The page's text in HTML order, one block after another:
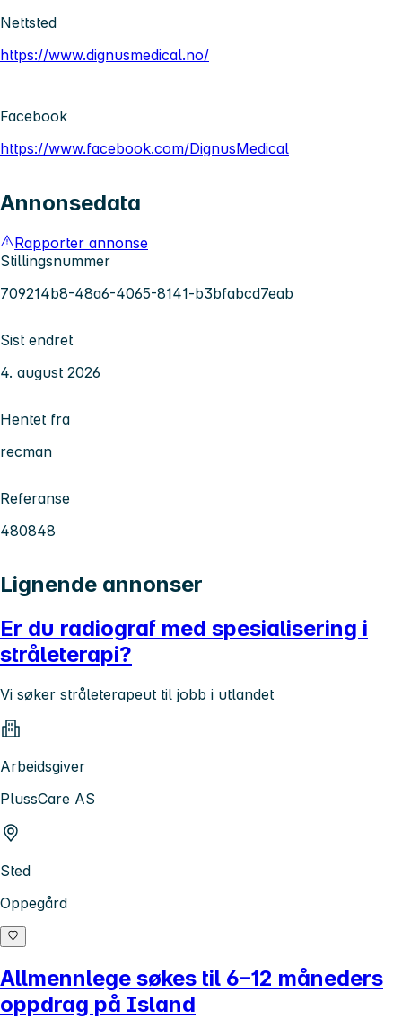
Nettsted
https://www.dignusmedical.no/
Facebook
https://www.facebook.com/DignusMedical
Annonsedata
Rapporter annonse
Stillingsnummer
709214b8-48a6-4065-8141-b3bfabcd7eab
Sist endret
4. august 2026
Hentet fra
recman
Referanse
480848
Lignende annonser
Er du radiograf med spesialisering i
stråleterapi?
Vi søker stråleterapeut til jobb i utlandet
Arbeidsgiver
PlussCare AS
Sted
Oppegård
Allmennlege søkes til 6–12 måneders
oppdrag på Island